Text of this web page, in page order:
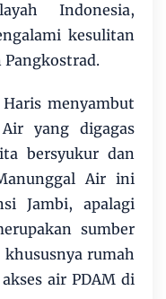
Indonesia,
kesulitan
Pangkostrad.
menyambut
yang digagas
bersyukur dan
Air ini
Jambi, apalagi
sumber
rumah
air PDAM di